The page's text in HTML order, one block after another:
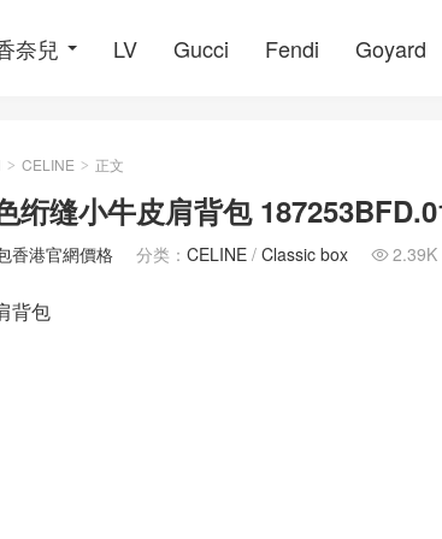
奈兒 LV Gucci Fendi Goyard
> CELINE > 正文
绗缝小牛皮肩背包
香港官網價格 分类： CELINE / Classic box  2.39K
背包